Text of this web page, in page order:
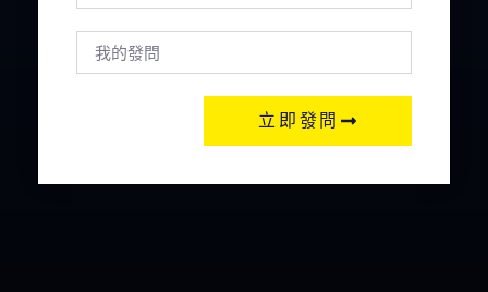
立即發問